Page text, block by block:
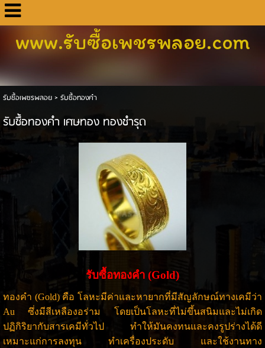
www.รับซื้อเพชรพลอย.com
รับซื้อเพชรพลอย> รับซื้อทองคำ
รับซื้อทองคำ เศษทอง ทองชำรุด
รับซื้อทองคำ (Gold)
ทองคำ (Gold) คือ โลหะมีค่าและหายากที่มีสัญลักษณ์ทางเคมีว่า
Au ซึ่งมีสีเหลืองอร่าม โดยเป็นโลหะที่ไม่ขึ้นสนิมและไม่เกิด
ปฏิกิริยากับสารเคมีทั่วไป ทำให้มันคงทนและคงรูปร่างได้ดี
เหมาะแก่การลงทุน ทำเครื่องประดับ และใช้งานทาง